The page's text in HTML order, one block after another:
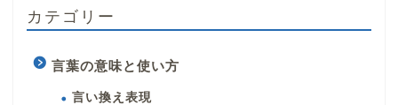
カテゴリー
言葉の意味と使い方
言い換え表現